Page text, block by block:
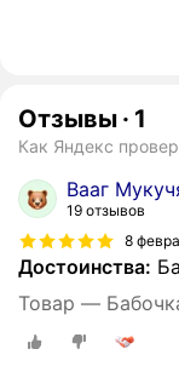
Отзывы · 1
Как Яндекс
Вааг
19 отзывов
8
Достоинства:
Товар —